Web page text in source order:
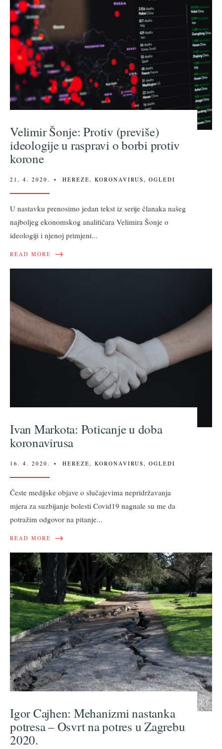
Velimir Šonje: Protiv (previše)
ideologije u raspravi o borbi protiv
korone
21. 4. 2020. • HEREZE KORONAVIRUS OGLEDI
U nastavku prenosimo jedan tekst iz serije članaka našeg
najboljeg ekonomskog analitičara Velimira Šonje o
ideologiji i njenoj primjeni...
READ MORE →
Ivan Markota: Poticanje u doba
koronavirusa
16. 4. 2020. • HEREZE, KORONAVIRUS, OGLEDI
Česte medijske objave o slučajevima nepridržavanja
mjera za suzbijanje bolesti Covid19 nagnale su me da
potražim odgovor na pitanje...
READ MORE →
Igor Cajhen: Mehanizmi nastanka
potresa – Osvrt na potres u Zagrebu
2020.